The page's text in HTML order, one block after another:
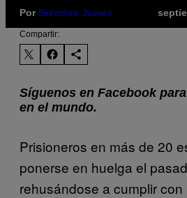
Por Brendan James
Compartir:
Síguenos en Facebook
en el mundo.
Prisioneros en más de 20
ponerse en huelga el
rehusándose a cumplir con